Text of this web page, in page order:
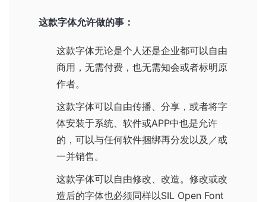
这款字体允许做的事：
这款字体无论是个人还是企业都可以自由
商用，无需付费，也无需知会或者标明原
作者。
这款字体可以自由传播、分享，或者将字
体安装于系统、软件或APP中也是允许
的，可以与任何软件捆绑再分发以及／或
一并销售。
这款字体可以自由修改、改造。修改或改
造后的字体也必须同样以SIL Open Font